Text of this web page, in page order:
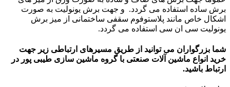
برش ساده استفاده می گردد. و جهت برش یونولیت به صورت
اشکال خاص مانند پلاستوفوم سقفی ساختمانی از میز برش
یونولیت سی ان سی استفاده می گردد.
شما بزرگواران می توانید از طریق مسیرهای ارتباطی زیر جهت
خرید انواع ماشین آلات صنعتی با گروه ماشین سازی طیبی پور در
ارتباط باشید.